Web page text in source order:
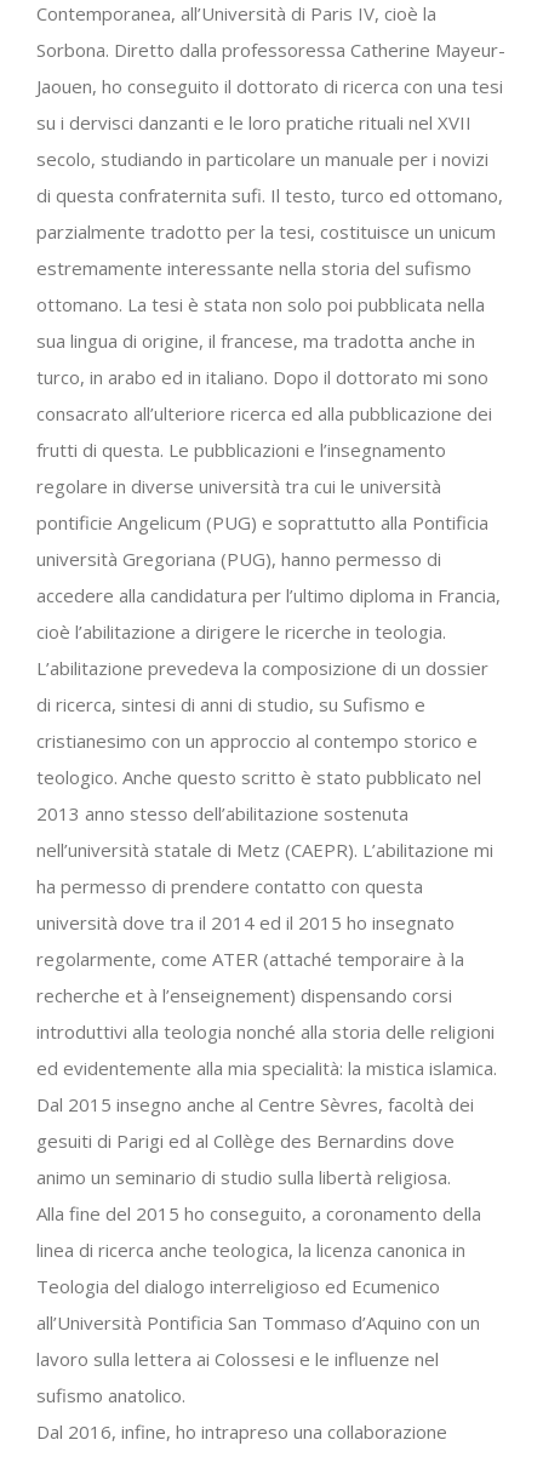
Contemporanea, all’Università di Paris IV, cioè la
Sorbona. Diretto dalla professoressa Catherine Mayeur-
Jaouen, ho conseguito il dottorato di ricerca con una tesi
su i dervisci danzanti e le loro pratiche rituali nel XVII
secolo, studiando in particolare un manuale per i novizi
di questa confraternita sufi. Il testo, turco ed ottomano,
parzialmente tradotto per la tesi, costituisce un unicum
estremamente interessante nella storia del sufismo
ottomano. La tesi è stata non solo poi pubblicata nella
sua lingua di origine, il francese, ma tradotta anche in
turco, in arabo ed in italiano. Dopo il dottorato mi sono
consacrato all’ulteriore ricerca ed alla pubblicazione dei
frutti di questa. Le pubblicazioni e l’insegnamento
regolare in diverse università tra cui le università
pontificie Angelicum (PUG) e soprattutto alla Pontificia
università Gregoriana (PUG), hanno permesso di
accedere alla candidatura per l’ultimo diploma in Francia,
cioè l’abilitazione a dirigere le ricerche in teologia.
L’abilitazione prevedeva la composizione di un dossier
di ricerca, sintesi di anni di studio, su Sufismo e
cristianesimo con un approccio al contempo storico e
teologico. Anche questo scritto è stato pubblicato nel
2013 anno stesso dell’abilitazione sostenuta
nell’università statale di Metz (CAEPR). L’abilitazione mi
ha permesso di prendere contatto con questa
università dove tra il 2014 ed il 2015 ho insegnato
regolarmente, come ATER (attaché temporaire à la
recherche et à l’enseignement) dispensando corsi
introduttivi alla teologia nonché alla storia delle religioni
ed evidentemente alla mia specialità: la mistica islamica.
Dal 2015 insegno anche al Centre Sèvres, facoltà dei
gesuiti di Parigi ed al Collège des Bernardins dove
animo un seminario di studio sulla libertà religiosa.
Alla fine del 2015 ho conseguito, a coronamento della
linea di ricerca anche teologica, la licenza canonica in
Teologia del dialogo interreligioso ed Ecumenico
all’Università Pontificia San Tommaso d’Aquino con un
lavoro sulla lettera ai Colossesi e le influenze nel
sufismo anatolico.
Dal 2016, infine, ho intrapreso una collaborazione